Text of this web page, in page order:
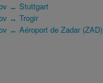
↔ Stuttgart
↔ Trogir
↔ Aéroport de Zadar (ZAD)